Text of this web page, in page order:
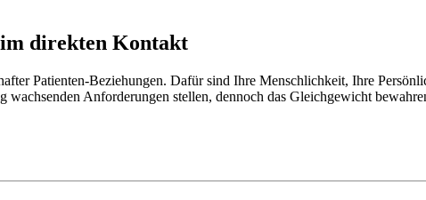
direkten Kontakt
Patienten-Beziehungen. Dafür sind Ihre Menschlichkeit, Ihre
wachsenden Anforderungen stellen, dennoch das Gleichgewicht